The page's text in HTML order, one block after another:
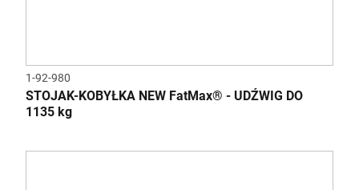
1-92-980
STOJAK-KOBYŁKA NEW FatMax® - UDŹWIG DO
1135 kg